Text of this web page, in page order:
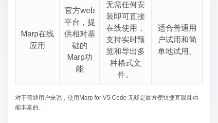
Marp在线
应用
官方web
平台，提
供相对基
础的
Marp功
能
无需任何安
装即可直接
在线使用，
支持实时预
览和导出多
种格式文
件。
适合普通用
户试用和简
单地试用。
对于普通用户来说，使用Marp for VS Code 无疑是最方便快捷直观且功
能丰富的。